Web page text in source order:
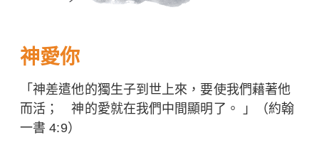
神愛你
「神差遣他的獨生子到世上來，要使我們藉著他
而活； 神的愛就在我們中間顯明了。 」（約翰
一書 4:9）